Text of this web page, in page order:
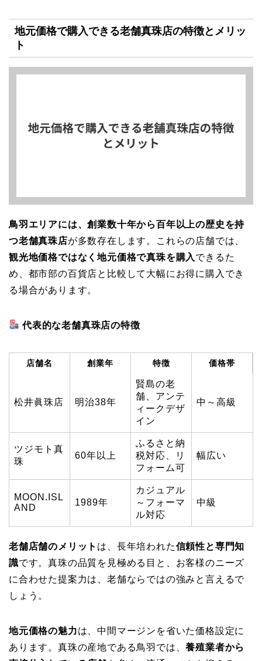
地元価格で購入できる老舗真珠店の特徴とメリッ
ト
鳥羽エリアには、創業数十年から百年以上の歴史を持
つ老舗真珠店が多数存在します。これらの店舗では、
観光地価格ではなく地元価格で真珠を購入 できるた
め、都市部の百貨店と比較して大幅にお得に購入でき
る場合があります。
代表的な老舗真珠店の特徴
店舗名 創業年 特徴 価格帯
松井眞珠店 明治38年
賢島の老
舗、アンテ
ィークデザ
イン
中～高級
ツジモト真
珠
60年以上
ふるさと納
税対応、リ
フォーム可
幅広い
MOON.ISL
AND
1989年
カジュアル
～フォーマ
ル対応
中級
老舗店舗のメリット は、長年培われた信頼性と専門知
識です。真珠の品質を見極める目と、お客様のニーズ
に合わせた提案力は、老舗ならではの強みと言えるで
しょう。
地元価格の魅力は、中間マージンを省いた価格設定に
あります。真珠の産地である鳥羽では、養殖業者から